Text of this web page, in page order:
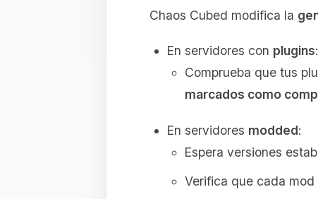
Chaos Cubed modifica la
En servidores con plugins:
Comprueba que tus
marcados como
En servidores modded:
Espera versiones
Verifica que cada mod